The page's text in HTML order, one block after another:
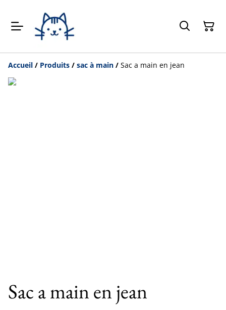
Accueil / Produits / sac à main / Sac a main en jean
Sac a main en jean